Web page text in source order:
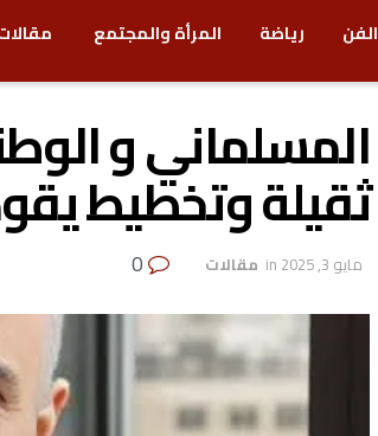
الفن رياضة ‏المرأة والمجتمع
المسلماني و
ثقيلة وتخطيط
مايو 3, 2025 in ‏ مقالات